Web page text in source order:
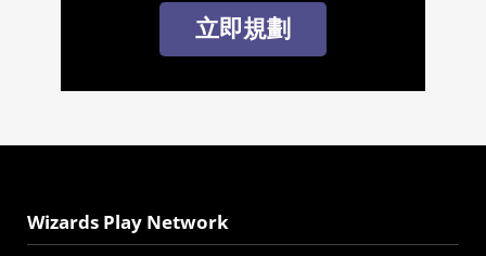
立即規劃
Wizards Play Network